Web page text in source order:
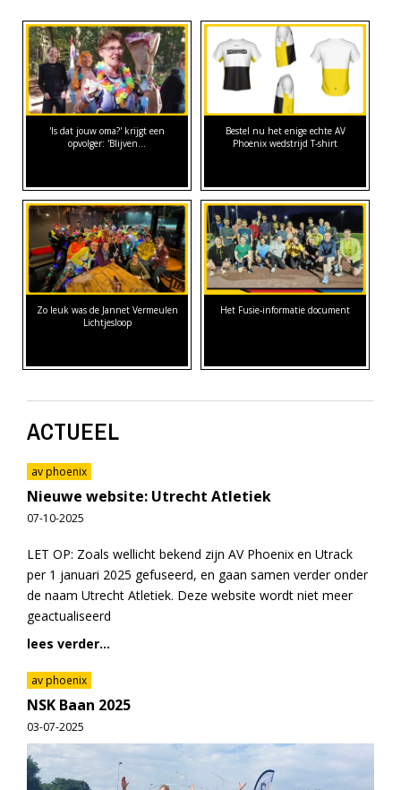
'Is dat jouw oma?' krijgt een
opvolger: 'Blijven…
Bestel nu het enige echte AV
Phoenix wedstrijd T-shirt
Zo leuk was de Jannet Vermeulen
Lichtjesloop
Het Fusie-informatie document
ACTUEEL
av phoenix
Nieuwe website: Utrecht Atletiek
07-10-2025
LET OP: Zoals wellicht bekend zijn AV Phoenix en Utrack
per 1 januari 2025 gefuseerd, en gaan samen verder onder
de naam Utrecht Atletiek. Deze website wordt niet meer
geactualiseerd
lees verder...
av phoenix
NSK Baan 2025
03-07-2025